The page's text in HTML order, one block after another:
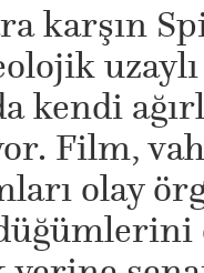
karşın
uzaylı
kendi
Film,
olay